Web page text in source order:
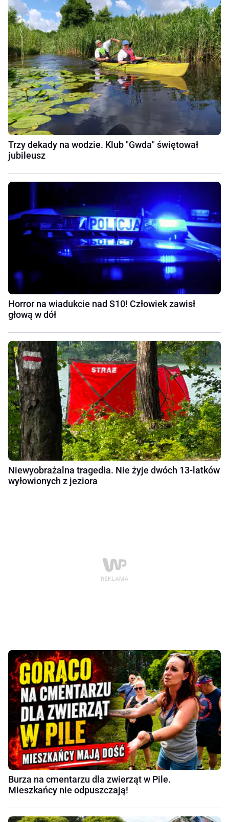
Trzy dekady na wodzie. Klub "Gwda" świętował
jubileusz
Horror na wiadukcie nad S10! Człowiek zawisł
głową w dół
Niewyobrażalna tragedia. Nie żyje dwóch 13-latków
wyłowionych z jeziora
Burza na cmentarzu dla zwierząt w Pile.
Mieszkańcy nie odpuszczają!